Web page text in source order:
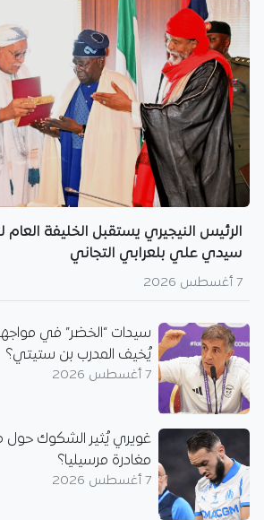
الرئيس النيجيري يستقبل الخليفة العام
سيدي علي بلعرابي التجاني
7 أغسطس 2026
سيدات “الخضر” في مواجهة
يُخيف المدرب بن ستيتي؟
7 أغسطس 2026
غويري يُثير الشكوك حول
مغادرة مرسيليا؟
7 أغسطس 2026